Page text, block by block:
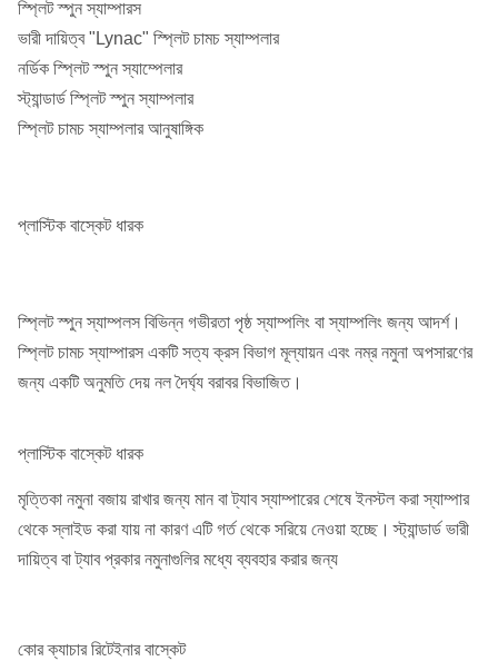
স্প্লিট স্পুন স্যাম্পারস
ভারী দায়িত্ব "Lynac" স্প্লিট চামচ স্যাম্পলার
নর্ডিক স্প্লিট স্পুন স্যাম্পেলার
স্ট্যান্ডার্ড স্প্লিট স্পুন স্যাম্পলার
স্প্লিট চামচ স্যাম্পলার আনুষাঙ্গিক
প্লাস্টিক বাস্কেট ধারক
স্প্লিট স্পুন স্যাম্পলস বিভিন্ন গভীরতা পৃষ্ঠ স্যাম্পলিং বা স্যাম্পলিং জন্য আদর্শ।
স্প্লিট চামচ স্যাম্পারস একটি সত্য ক্রস বিভাগ মূল্যায়ন এবং নম্র নমুনা অপসারণের
জন্য একটি অনুমতি দেয় নল দৈর্ঘ্য বরাবর বিভাজিত।
প্লাস্টিক বাস্কেট ধারক
মৃত্তিকা নমুনা বজায় রাখার জন্য মান বা ট্যাব স্যাম্পারের শেষে ইনস্টল করা স্যাম্পার
থেকে স্লাইড করা যায় না কারণ এটি গর্ত থেকে সরিয়ে নেওয়া হচ্ছে। স্ট্যান্ডার্ড ভারী
দায়িত্ব বা ট্যাব প্রকার নমুনাগুলির মধ্যে ব্যবহার করার জন্য
কোর ক্যাচার রিটেইনার বাস্কেট